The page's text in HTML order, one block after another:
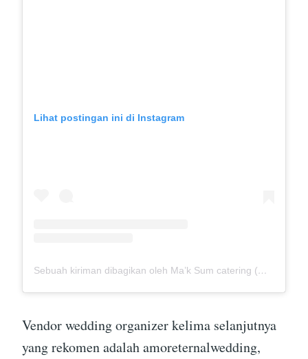
Lihat postingan ini di Instagram
Sebuah kiriman dibagikan oleh Ma’k Sum catering (@mak_sumcatering)
Vendor wedding organizer kelima selanjutnya
yang rekomen adalah amoreternalwedding,